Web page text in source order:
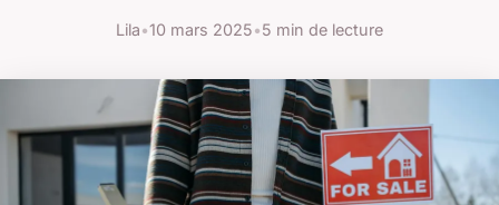
Lila•10 mars 2025•5 min de lecture